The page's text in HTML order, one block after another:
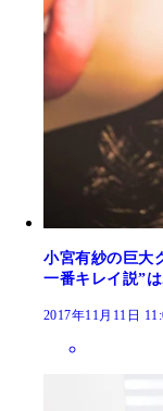
小宮有紗の巨大
一番キレイ説”
2017年11月11日